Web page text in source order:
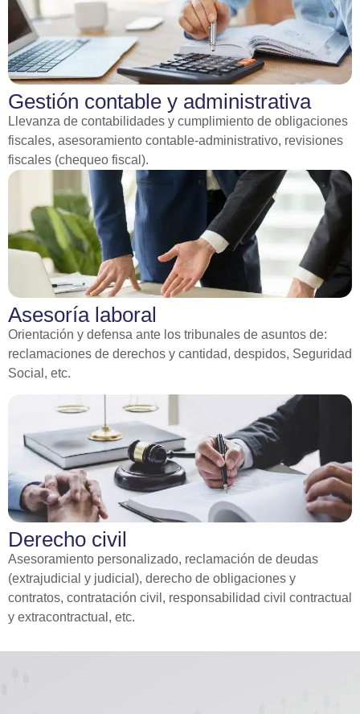
Gestión contable y administrativa
Llevanza de contabilidades y cumplimiento de obligaciones
fiscales, asesoramiento contable-administrativo, revisiones
fiscales (chequeo fiscal).
Asesoría laboral
Orientación y defensa ante los tribunales de asuntos de:
reclamaciones de derechos y cantidad, despidos, Seguridad
Social, etc.
Derecho civil
Asesoramiento personalizado, reclamación de deudas
(extrajudicial y judicial), derecho de obligaciones y
contratos, contratación civil, responsabilidad civil contractual
y extracontractual, etc.